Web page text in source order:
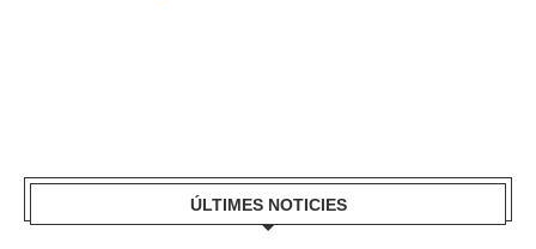
ÚLTIMES NOTICIES